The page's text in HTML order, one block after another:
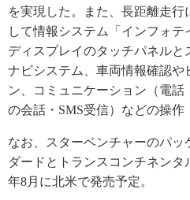
を実現した。また、長距離走行
して情報システム「インフォ
ディスプレイのタッチパネル
ナビシステム、車両情報確認や
ン、コミュニケーション（電話
の会話・SMS受信）などの操作
なお、スターベンチャーのパッ
ダードとトランスコンチネンタ
年8月に北米で発売予定。